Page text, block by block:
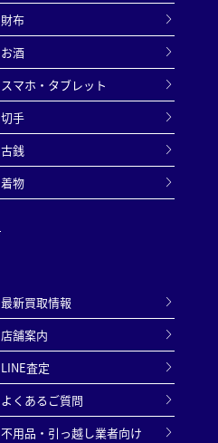
財布
お酒
スマホ・タブレット
切手
古銭
着物
最新買取情報
店舗案内
LINE査定
よくあるご質問
不用品・引っ越し業者向け